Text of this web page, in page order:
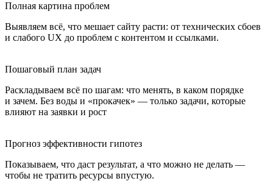
Полная картина проблем
Выявляем всё, что мешает сайту расти: от технических сбоев
и слабого UX до проблем с контентом и ссылками.
Пошаговый план задач
Раскладываем всё по шагам: что менять, в каком порядке
и зачем. Без воды и «прокачек» — только задачи, которые
влияют на заявки и рост
Прогноз эффективности гипотез
Показываем, что даст результат, а что можно не делать —
чтобы не тратить ресурсы впустую.